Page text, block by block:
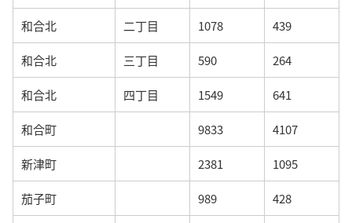
和合北 二丁目 1078 439
和合北 三丁目 590 264
和合北 四丁目 1549 641
和合町 9833 4107
新津町 2381 1095
茄子町 989 428